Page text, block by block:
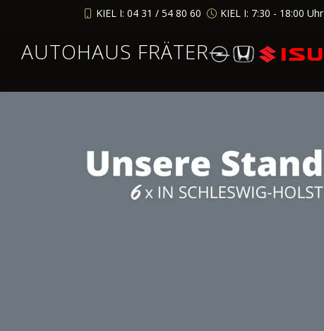
KIEL I: 04 31 / 54 80 60 KIEL I: 7:30 - 18:00 Uhr
AUTOHAUS FRÄTER